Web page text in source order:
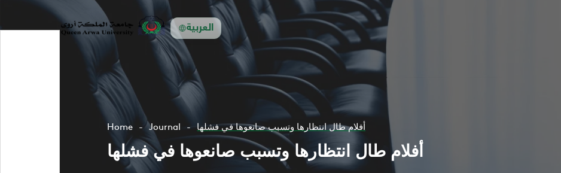
العربية
Home Journal أفلام طال انتظارها وتسبب صانعوها في فشلها
أفلام طال انتظارها وتسبب صانعوها في فشلها